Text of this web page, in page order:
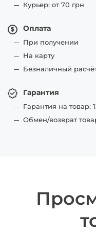
Курьер: от 70 грн
Оплата
При получении
На карту
Безналичный
Гарантия
Гарантия на товар:
Обмен/возврат